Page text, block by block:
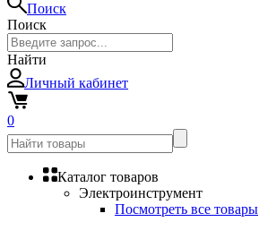
Поиск
Поиск
Найти
Личный кабинет
0
Каталог товаров
Электроинструмент
Посмотреть все товары